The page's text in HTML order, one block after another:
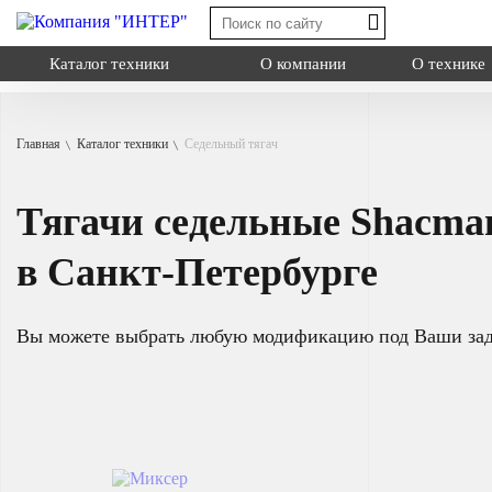
Каталог техники О компании О технике
Самосвал
Седельный тягач
Shacman
Назначение:
Главная Каталог техники Седельный тягач
Тягачи седельные
в Санкт-Петербурге
Вы можете выбрать любую модификацию под Ваши